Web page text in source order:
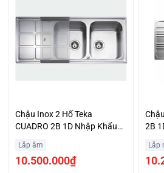
Chậu Inox 2 Hố Teka
CUADRO 2B 1D Nhập Khẩu
Lắp âm
10.500.000₫
2B
Lắp